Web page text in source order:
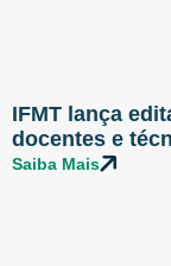
IFMT lança
docentes e
Saiba Mais